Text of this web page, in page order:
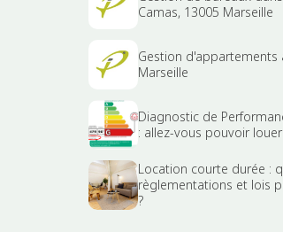
Camas, 13005 Marseille
Gestion d'appartements
Marseille
Diagnostic de
: allez-vous pouvoir
Location courte durée :
règlementations et lois
?